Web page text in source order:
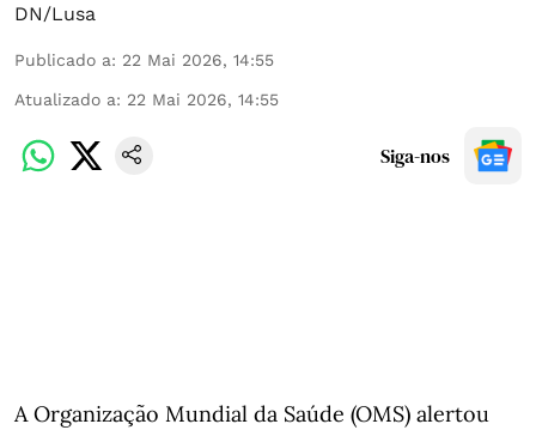
DN/Lusa
Publicado a: 22 Mai 2026, 14:55
Atualizado a: 22 Mai 2026, 14:55
Siga-nos
A Organização Mundial da Saúde (OMS) alertou